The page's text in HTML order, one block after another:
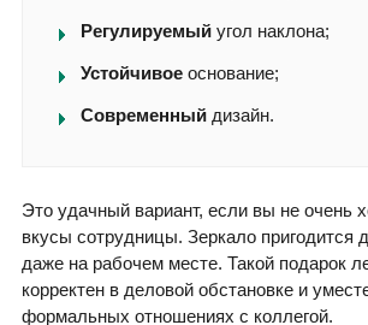
Регулируемый угол наклона;
Устойчивое основание;
Современный дизайн.
Это удачный вариант, если вы не очень
вкусы сотрудницы. Зеркало пригодится
даже на рабочем месте. Такой подарок
корректен в деловой обстановке и
формальных отношениях с коллегой.